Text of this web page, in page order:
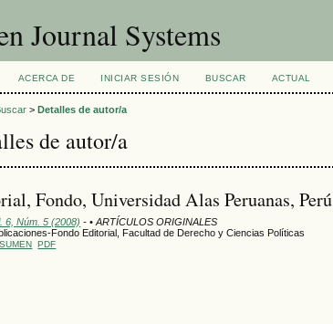
Journal Systems
ACERCA DE INICIAR SESIÓN BUSCAR ACTUAL
>Detalles de autor/a
de autor/a
Fondo, Universidad Alas Peruanas, Perú
6, Núm. 5 (2008) - • ARTÍCULOS ORIGINALES
Fondo Editorial, Facultad de Derecho y Ciencias Políticas
PDF